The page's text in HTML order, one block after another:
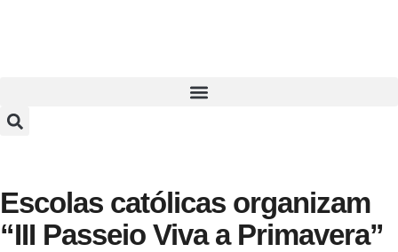
Escolas católicas organizam
“III Passeio Viva a Primavera”